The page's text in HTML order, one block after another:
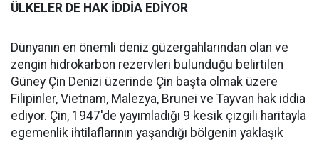
ÜLKELER DE HAK İDDİA EDİYOR
Dünyanın en önemli deniz güzergahlarından olan ve
zengin hidrokarbon rezervleri bulunduğu belirtilen
Güney Çin Denizi üzerinde Çin başta olmak üzere
Filipinler, Vietnam, Malezya, Brunei ve Tayvan hak iddia
ediyor. Çin, 1947'de yayımladığı 9 kesik çizgili haritayla
egemenlik ihtilaflarının yaşandığı bölgenin yaklaşık